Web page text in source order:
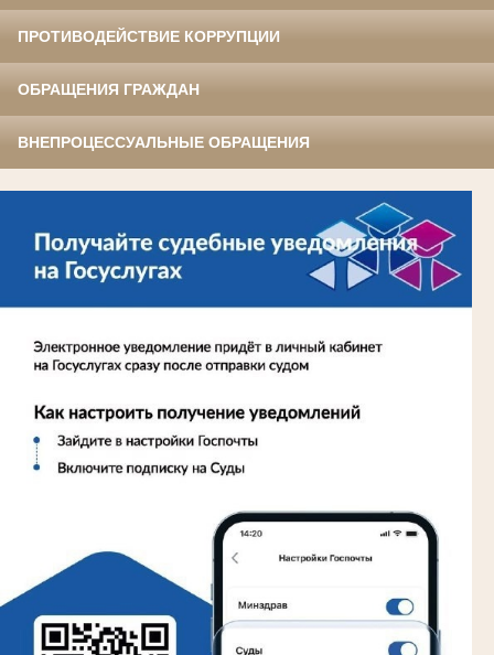
ПРОТИВОДЕЙСТВИЕ КОРРУПЦИИ
ОБРАЩЕНИЯ ГРАЖДАН
ВНЕПРОЦЕССУАЛЬНЫЕ ОБРАЩЕНИЯ